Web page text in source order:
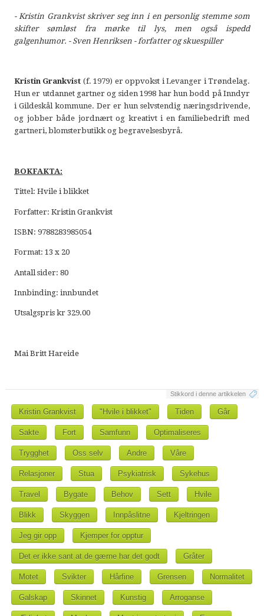
- Kristin Grankvist skriver seg inn i en personlig stemme som
skifter sømløst fra mørke til lys, men også
ispedd
galgenhumor. - Sven Henriksen - forfatter og skuespiller
Kristin Grankvist (f. 1979) er oppvokst i Levanger i Trøndelag.
Hun er utdannet gartner og siden 1998 har hun bodd på Inndyr
i Gildeskål kommune. Der er hun selvstendig næringsdrivende,
og jobber både jordnært og kreativt i en familiebedrift med
gartneri, blomsterbutikk og begravelsesbyrå.
BOKFAKTA:
Tittel: Hvile i blikket
Forfatter: Kristin Grankvist
ISBN: 9788283985054
Format: 13 x 20
Antall sider: 80
Innbinding: innbundet
Utsalgspris kr 329.00
Mai Britt Hareide
Stikkord i denne artikkelen
Kristin Grankvist "Hvile i blikket" Tiden Går
Sakte Fort Samfunn Optimaliseres
Trygghet Oss selv Andre Våre
Relasjoner Stua Psykiatrisk Sykehus
Travel Bygate Behov Sett Hvile
Blikk Skyggen Innpåslitne Kjeltringen
Jeg gir opp Kjemper for opptur
Det er ikke sant at de gærne har det godt Gråter
Motet Svikter Hårfine Grensen Normalitet
Galskap Skinnet Kunstig Arroganse